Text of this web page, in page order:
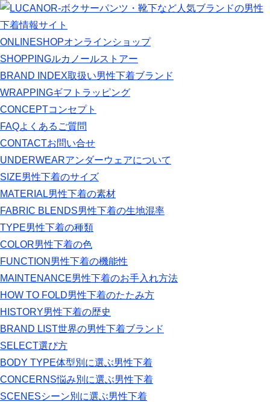
ONLINESHOPオンラインショップ
SHOPPINGルカノールストアー
BRAND INDEX取扱い男性下着ブランド
WRAPPINGギフトラッピング
CONCEPTコンセプト
FAQよくあるご質問
CONTACTお問い合せ
UNDERWEARアンダーウェアについて
SIZE男性下着のサイズ
MATERIAL男性下着の素材
FABRIC BLENDS男性下着の生地混率
TYPE男性下着の種類
COLOR男性下着の色
FUNCTION 男性下着の機能性
MAINTENANCE男性下着のお手入れ方法
HOW TO FOLD男性下着のたたみ方
HISTORY男性下着の歴史
BRAND LIST世界の男性下着ブランド
SELECT選び方
BODY TYPE体型別に選ぶ男性下着
CONCERNS悩み別に選ぶ男性下着
SCENESシーン別に選ぶ男性下着